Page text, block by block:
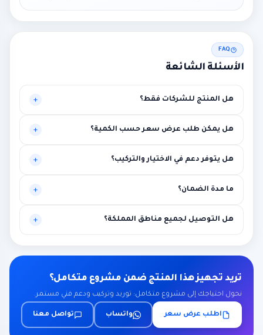
FAQ
الأسئلة الشائعة
هل المنتج للشركات فقط؟
مستوى أعلى من الاستقرار.
هل يمكن طلب عرض سعر حسب الكمية؟
هل يتوفر دعم في الاختيار والتركيب؟
ما مدة الضمان؟
هل التوصيل لجميع مناطق المملكة؟
تريد تجهيز هذا المنتج ضمن مشروع متكامل؟
نحول احتياجك إلى مشروع متكامل: توريد وتركيب ودعم فني مستمر.
اطلب عرض سعر واتساب تواصل معنا